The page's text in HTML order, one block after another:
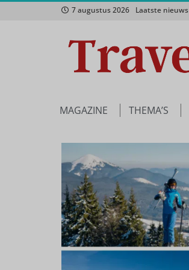
7 augustus 2026 Laatste nieuws
MAGAZINE THEMA’S